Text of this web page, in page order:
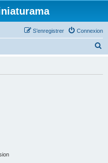
Connexion
S’enregistrer